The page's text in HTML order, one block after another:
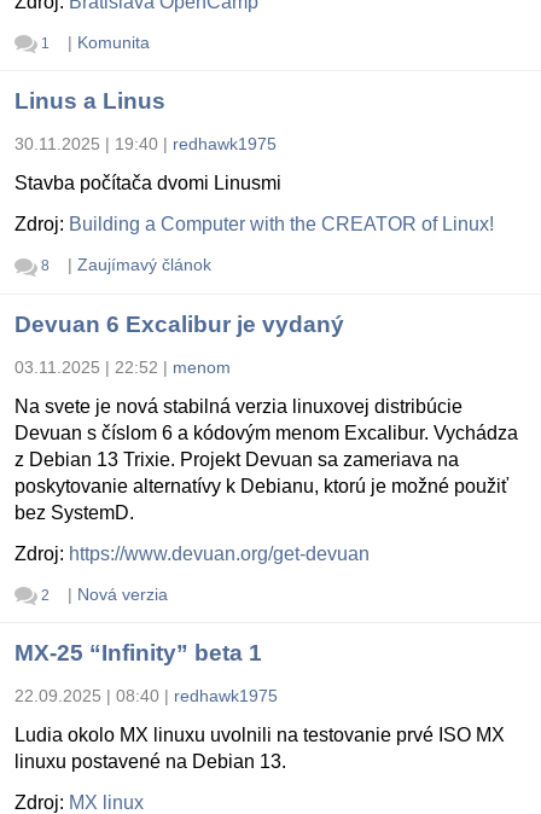
1 | Komunita
Linus a Linus
30.11.2025 | 19:40 | redhawk1975
Stavba počítača dvomi Linusmi
Zdroj: Building a Computer with the CREATOR of Linux!
8 | Zaujímavý článok
Devuan 6 Excalibur je vydaný
03.11.2025 | 22:52 | menom
Na svete je nová stabilná verzia linuxovej distribúcie
Devuan s číslom 6 a kódovým menom Excalibur. Vychádza
z Debian 13 Trixie. Projekt Devuan sa zameriava na
poskytovanie alternatívy k Debianu, ktorú je možné použiť
bez SystemD.
Zdroj: https://www.devuan.org/get-devuan
2 | Nová verzia
MX-25 “Infinity” beta 1
22.09.2025 | 08:40 | redhawk1975
Ludia okolo MX linuxu uvolnili na testovanie prvé ISO MX
linuxu postavené na Debian 13.
Zdroj: MX linux